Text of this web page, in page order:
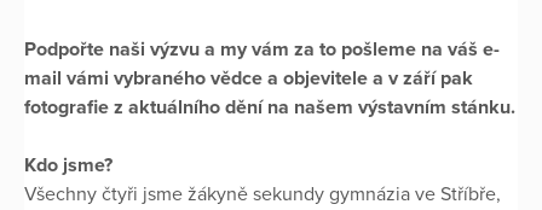
Podpořte naši výzvu a my vám za to pošleme na váš e-
mail vámi vybraného vědce a objevitele a v září pak
fotografie z aktuálního dění na našem výstavním stánku.
Kdo jsme?
Všechny čtyři jsme žákyně sekundy gymnázia ve Stříbře,